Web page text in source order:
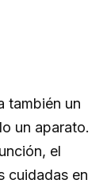
también un
un aparato.
el
cuidadas en